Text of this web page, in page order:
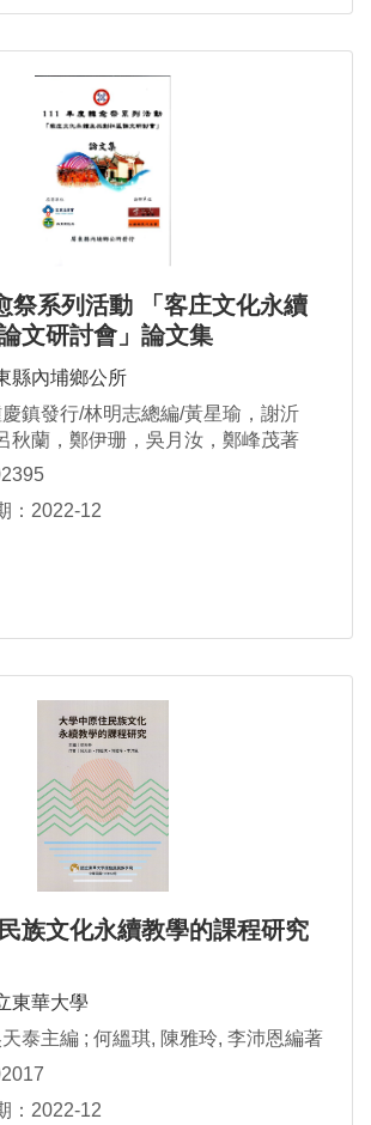
祭系列活動 「客庄文化永續
文研討會」論文集
縣內埔鄉公所
鎮發行/林明志總編/黃星瑜，謝沂
秋蘭，鄭伊珊，吳月汝，鄭峰茂著
：2022-12
族文化永續教學的課程研究
東華大學
泰主編 ; 何縕琪, 陳雅玲, 李沛恩編著
：2022-12